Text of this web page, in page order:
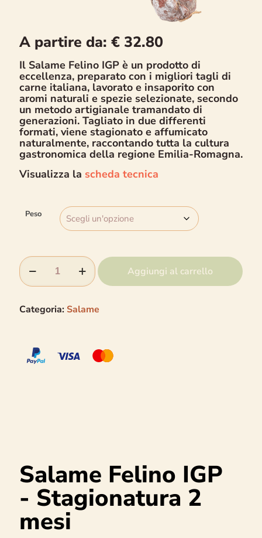
Salame Felino IGP
- Stagionatura 2
mesi
A partire da: € 32.80
Il Salame Felino IGP è un prodotto di
eccellenza, preparato con i migliori tagli di
carne italiana, lavorato e insaporito con
aromi naturali e spezie selezionate, secondo
un metodo artigianale tramandato di
generazioni. Tagliato in due differenti
formati, viene stagionato e affumicato
naturalmente, raccontando tutta la cultura
gastronomica della regione Emilia-Romagna.
Visualizza la scheda tecnica
Peso
Aggiungi al carrello
Categoria: Salame